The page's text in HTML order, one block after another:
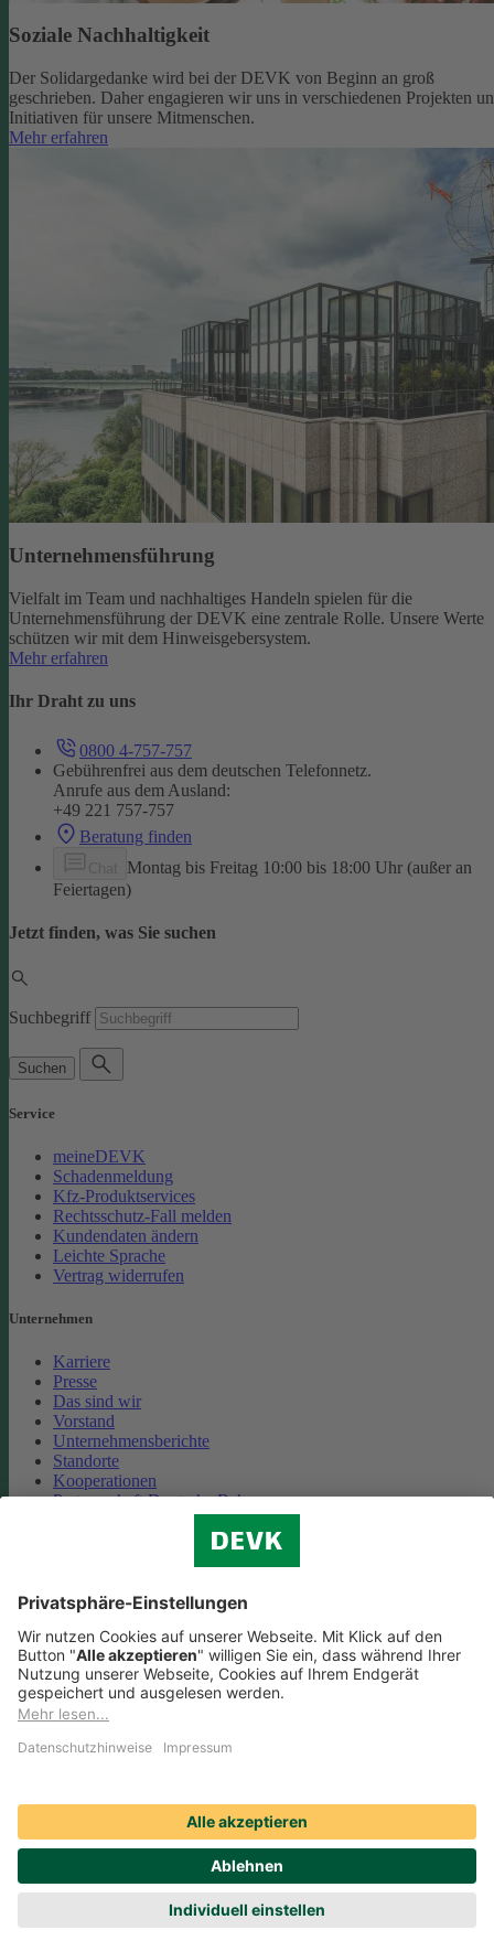
Soziale Nachhaltigkeit
Der Solidargedanke wird bei der DEVK von Beginn an groß
geschrieben. Daher engagieren wir uns in verschiedenen Projekten
Initiativen für unsere Mitmenschen.
Mehr erfahren
Unternehmensführung
Vielfalt im Team und nachhaltiges Handeln spielen für die
Unternehmensführung der DEVK eine zentrale Rolle. Unsere Werte
schützen wir mit dem Hinweisgebersystem.
Mehr erfahren
Ihr Draht zu uns
0800 4-757-757
Gebührenfrei aus dem deutschen Telefonnetz.
Anrufe aus dem Ausland:
+49 221 757-757
Beratung finden
Montag bis Freitag 10:00 bis 18:00 Uhr (außer an
Feiertagen)
Jetzt finden, was Sie suchen
Suchbegriff
Suchen
Service
meineDEVK
Schadenmeldung
Kfz-Produktservices
Rechtsschutz-Fall melden
Kundendaten ändern
Leichte Sprache
Vertrag widerrufen
Unternehmen
Karriere
Presse
Das sind wir
Vorstand
Unternehmensberichte
Standorte
Kooperationen
Partnerschaft Deutsche Bahn
Cookie-Einstellungen
Datenschutz
Impressum
Streitbeilegung
Nutzungshinweise
Compliance
Social Media Icons sowie Verlinkungen, die mit
sind, führen auf externe Seiten. Die DEVK ist für die dortigen
Nutzungsbedingungen und Datenschutzbestimmungen nicht
verantwortlich. Mehr dazu erfahren Sie unter